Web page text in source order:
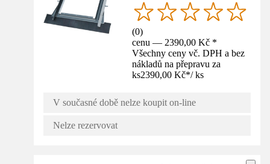
(0)
cenu — 2390,00 Kč *
Všechny ceny vč. DPH a bez
nákladů na přepravu za
ks2390,00 Kč*/ ks
V současné době nelze koupit on-line
Nelze rezervovat